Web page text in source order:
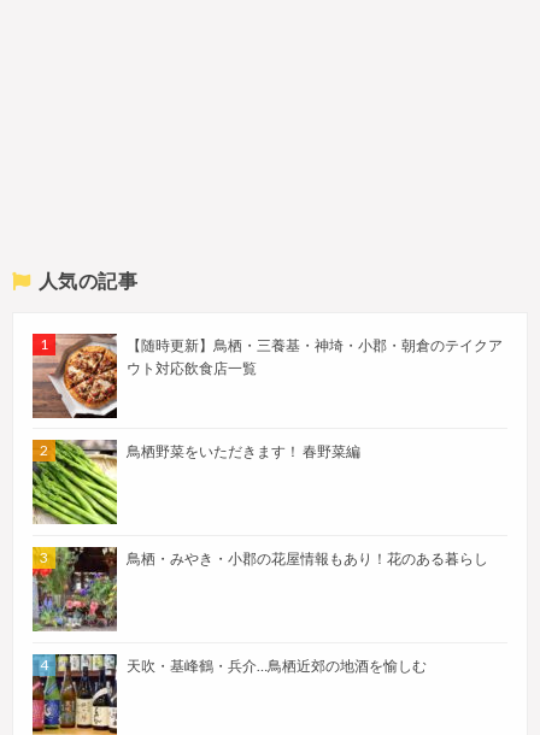
人気の記事
【随時更新】鳥栖・三養基・神埼・小郡・朝倉のテイクア
ウト対応飲食店一覧
鳥栖野菜をいただきます！ 春野菜編
鳥栖・みやき・小郡の花屋情報もあり！花のある暮らし
天吹・基峰鶴・兵介…鳥栖近郊の地酒を愉しむ